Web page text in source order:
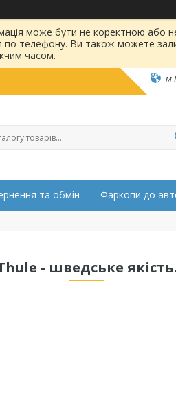
може бути не коректною або
по телефону. Ви також можете
часом.
м
та обмін Фаркопи до
- шведське якість.